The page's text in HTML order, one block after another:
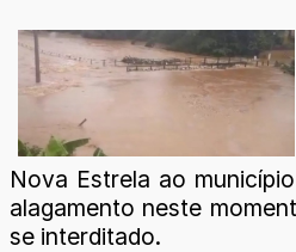
Nova Estrela ao
alagamento neste
se interditado.